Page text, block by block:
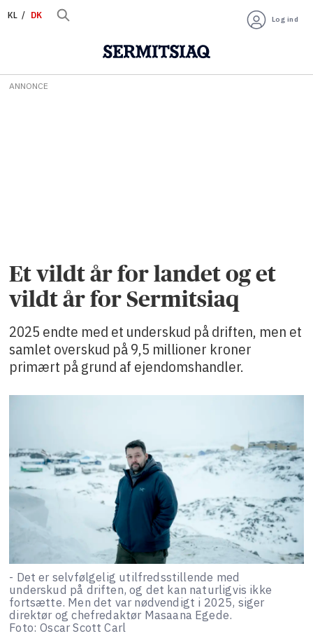
KL DK Log ind
ANNONCE
Et vildt år for landet og et
vildt år for Sermitsiaq
2025 endte med et underskud på driften, men et
samlet overskud på 9,5 millioner kroner
primært på grund af ejendomshandler.
- Det er selvfølgelig utilfredsstillende med
underskud på driften, og det kan naturligvis ikke
fortsætte. Men det var nødvendigt i 2025, siger
direktør og chefredaktør Masaana Egede.
Foto: Oscar Scott Carl